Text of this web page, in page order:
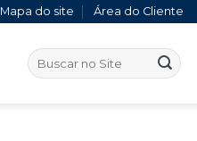
Mapa do site Área do Cliente